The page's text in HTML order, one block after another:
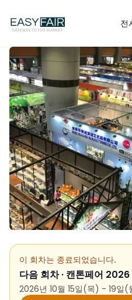
전
이 회차는 종료되었습니다.
다음 회차 · 캔톤페어
2026년 10월 15일(목) - 19일(